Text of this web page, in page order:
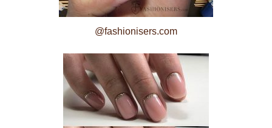
@fashionisers.com